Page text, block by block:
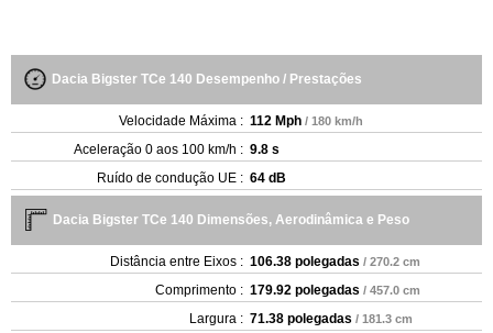
Dacia Bigster TCe 140 Desempenho / Prestações
Velocidade Máxima : 112 Mph / 180 km/h
Aceleração 0 aos 100 km/h : 9.8 s
Ruído de condução UE : 64 dB
Dacia Bigster TCe 140 Dimensões, Aerodinâmica e Peso
Distância entre Eixos : 106.38 polegadas / 270.2 cm
Comprimento : 179.92 polegadas / 457.0 cm
Largura : 71.38 polegadas / 181.3 cm